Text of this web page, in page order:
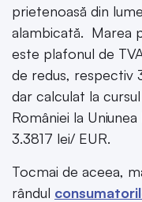
prietenoasă din
alambicată. Marea
este plafonul de
de redus, respectiv
dar calculat la
României la
3.3817 lei/ EUR.
Tocmai de aceea,
rândul